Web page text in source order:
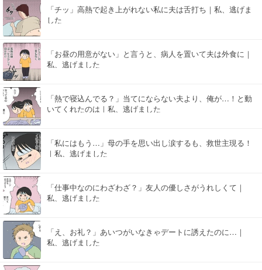
「チッ」高熱で起き上がれない私に夫は舌打ち｜私、逃げま
した
「お昼の用意がない」と言うと、病人を置いて夫は外食に｜
私、逃げました
「熱で寝込んでる？」当てにならない夫より、俺が…！と動
いてくれたのは｜私、逃げました
「私にはもう…」母の手を思い出し涙するも、救世主現る！
｜私、逃げました
「仕事中なのにわざわざ？」友人の優しさがうれしくて｜
私、逃げました
「え、お礼？」あいつがいなきゃデートに誘えたのに…｜
私、逃げました